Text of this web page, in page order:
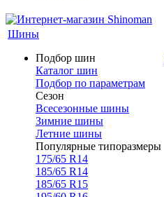
Шины
Подбор шин
Каталог шин
Подбор по параметрам
Сезон
Всесезонные шины
Зимние шины
Летние шины
Популярные типоразмеры
175/65 R14
185/65 R14
185/65 R15